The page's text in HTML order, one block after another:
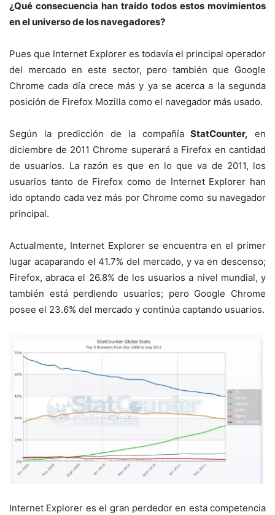
¿Qué consecuencia han traído todos estos movimientos
en el universo de los navegadores?
Pues que Internet Explorer es todavía el principal operador
del mercado en este sector, pero también que Google
Chrome cada día crece más y ya se acerca a la segunda
posición de Firefox Mozilla como el navegador más usado.
Según la predicción de la compañíaStatCounter, en
diciembre de 2011 Chrome superará a Firefox en cantidad
de usuarios. La razón es que en lo que va de 2011, los
usuarios tanto de Firefox como de Internet Explorer han
ido optando cada vez más por Chrome como su navegador
principal.
Actualmente, Internet Explorer se encuentra en el primer
lugar acaparando el 41.7% del mercado, y va en descenso;
Firefox, abraca el 26.8% de los usuarios a nivel mundial, y
también está perdiendo usuarios; pero Google Chrome
posee el 23.6% del mercado y continúa captando usuarios.
Internet Explorer es el gran perdedor en esta competencia